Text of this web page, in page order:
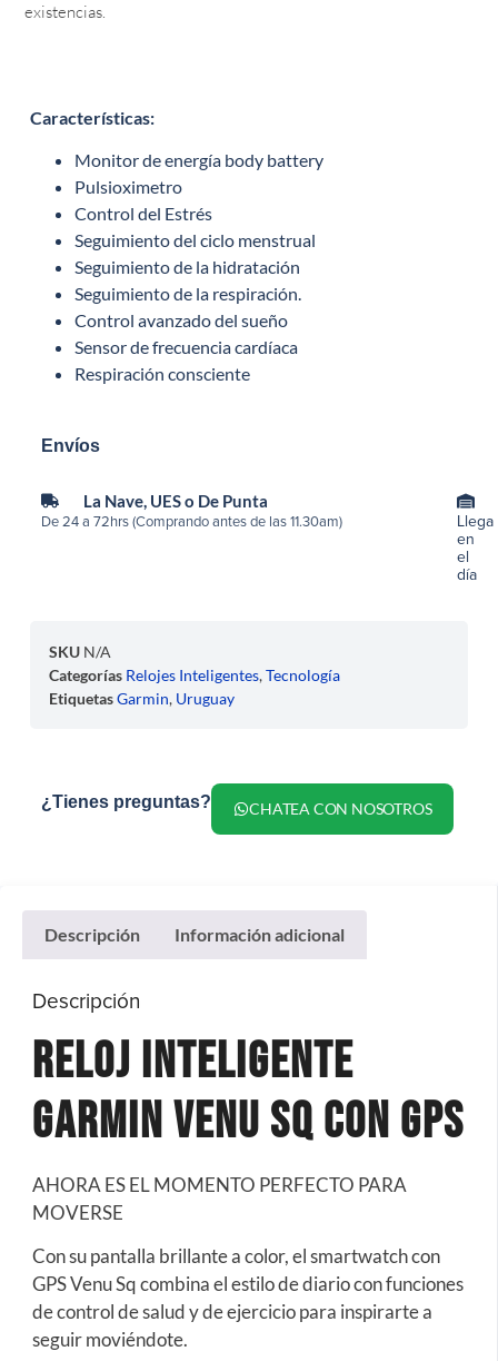
existencias.
Características:
Monitor de energía body battery
Pulsioximetro
Control del Estrés
Seguimiento del ciclo menstrual
Seguimiento de la hidratación
Seguimiento de la respiración.
Control avanzado del sueño
Sensor de frecuencia cardíaca
Respiración consciente
Envíos
La Nave, UES o De Punta
De 24 a 72hrs (Comprando antes de las 11.30am)
Llega
en
el
día
SKU N/A
Categorías Relojes Inteligentes,Tecnología
EtiquetasGarmin, Uruguay
¿Tienes preguntas? CHATEA CON NOSOTROS
Descripción Información adicional
Descripción
Reloj Inteligente
Garmin Venu SQ con Gps
AHORA ES EL MOMENTO PERFECTO PARA
MOVERSE
Con su pantalla brillante a color, el smartwatch con
GPS Venu Sq combina el estilo de diario con funciones
de control de salud y de ejercicio para inspirarte a
seguir moviéndote.